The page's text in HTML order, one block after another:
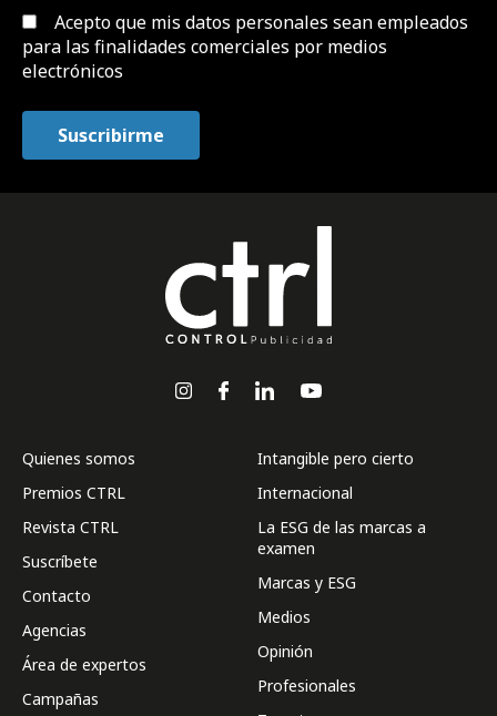
Acepto que mis datos personales sean empleados
para las finalidades comerciales por medios
electrónicos
Quienes somos
Premios CTRL
Revista CTRL
Suscríbete
Contacto
Agencias
Área de expertos
Campañas
Intangible pero cierto
Internacional
La ESG de las marcas a
examen
Marcas y ESG
Medios
Opinión
Profesionales